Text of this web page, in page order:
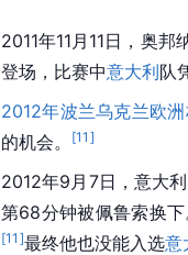
2011年11月11日，奥邦
登场，比赛中意大利队
2012年波兰乌克兰欧
的机会。
[11 ]
2012年9月7日，意大
第68分钟被佩鲁索换
[11 ]最终他也没能入选意